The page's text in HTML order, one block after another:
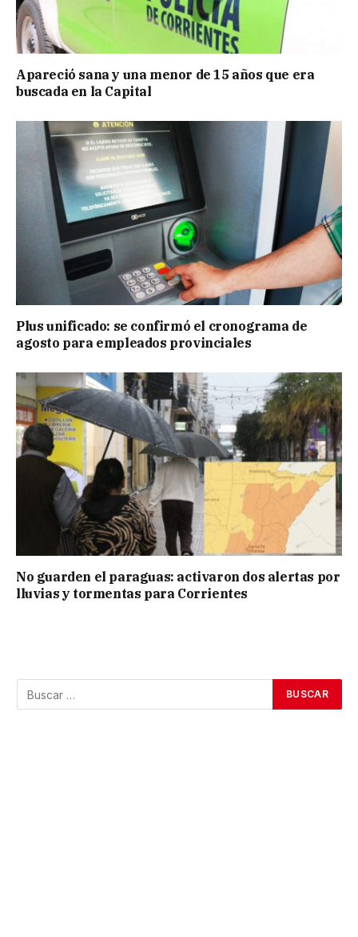
Apareció sana y una menor de 15 años que era
buscada en la Capital
Plus unificado: se confirmó el cronograma de
agosto para empleados provinciales
No guarden el paraguas: activaron dos alertas por
lluvias y tormentas para Corrientes